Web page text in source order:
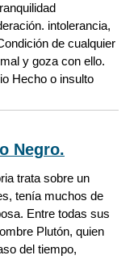
intolerancia,
de cualquier
y goza con ello.
Hecho o insulto
Negro.
trata sobre un
tenía muchos de
Entre todas sus
Plutón, quien
del tiempo,